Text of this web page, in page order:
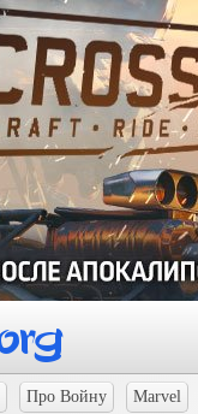
Про Войну Marvel